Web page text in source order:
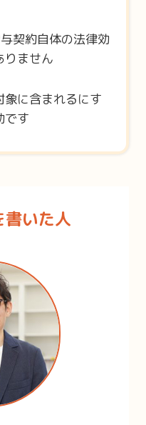
契約自体の法律効
りません
に含まれるにす
です
書いた人